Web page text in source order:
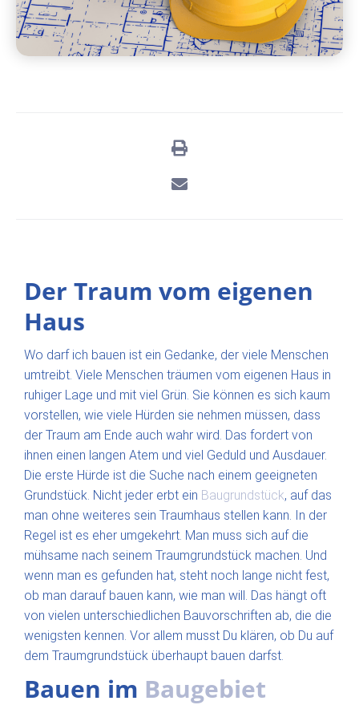
Der Traum vom eigenen
Haus
Wo darf ich bauen ist ein Gedanke, der viele Menschen
umtreibt. Viele Menschen träumen vom eigenen Haus in
ruhiger Lage und mit viel Grün. Sie können es sich kaum
vorstellen, wie viele Hürden sie nehmen müssen, dass
der Traum am Ende auch wahr wird. Das fordert von
ihnen einen langen Atem und viel Geduld und Ausdauer.
Die erste Hürde ist die Suche nach einem geeigneten
Grundstück. Nicht jeder erbt ein Baugrundstück, auf das
man ohne weiteres sein Traumhaus stellen kann. In der
Regel ist es eher umgekehrt. Man muss sich auf die
mühsame nach seinem Traumgrundstück machen. Und
wenn man es gefunden hat, steht noch lange nicht fest,
ob man darauf bauen kann, wie man will. Das hängt oft
von vielen unterschiedlichen Bauvorschriften ab, die die
wenigsten kennen. Vor allem musst Du klären, ob Du auf
dem Traumgrundstück überhaupt bauen darfst.
Bauen im Baugebiet